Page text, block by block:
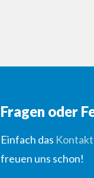
Fragen oder
Einfach das
freuen uns schon!